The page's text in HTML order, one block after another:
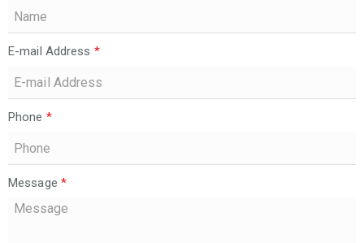
E-mail Address *
Phone *
Message *